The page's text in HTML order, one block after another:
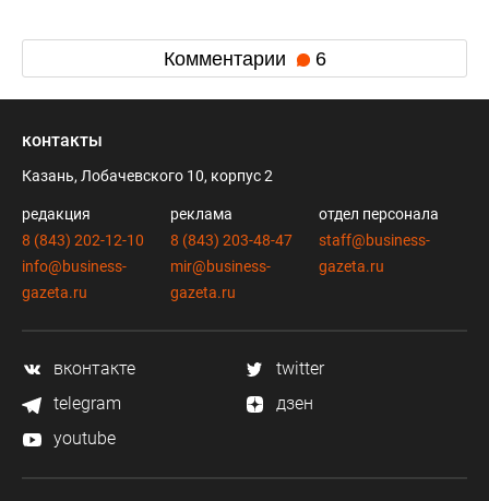
Комментарии 6
контакты
Казань, Лобачевского 10, корпус 2
редакция
8 (843) 202-12-10
info@business-
gazeta.ru
реклама
8 (843) 203-48-47
mir@business-
gazeta.ru
отдел персонала
staff@business-
gazeta.ru
вконтакте
twitter
telegram
дзен
youtube